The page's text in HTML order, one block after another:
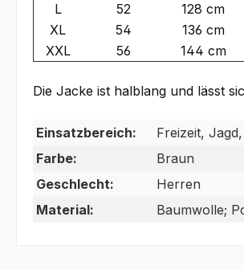
L
52 128 cm
XL
54 136 cm
XXL
56 144 cm
Die Jacke ist halblang und lässt
Einsatzbereich:
Freizeit,
Farbe:
Braun
Geschlecht:
Herren
Material:
Baumwolle;